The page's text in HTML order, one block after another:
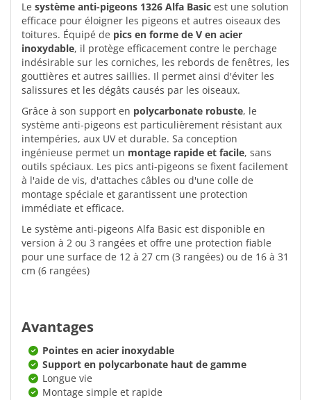
Le système anti-pigeons 1326 Alfa Basic est une solution
efficace pour éloigner les pigeons et autres oiseaux des
toitures. Équipé de pics en forme de V en acier
inoxydable, il protège efficacement contre le perchage
indésirable sur les corniches, les rebords de fenêtres, les
gouttières et autres saillies. Il permet ainsi d'éviter les
salissures et les dégâts causés par les oiseaux.
Grâce à son support en polycarbonate robuste, le
système anti-pigeons est particulièrement résistant aux
intempéries, aux UV et durable. Sa conception
ingénieuse permet un montage rapide et facile, sans
outils spéciaux. Les pics anti-pigeons se fixent facilement
à l'aide de vis, d'attaches câbles ou d'une colle de
montage spéciale et garantissent une protection
immédiate et efficace.
Le système anti-pigeons Alfa Basic est disponible en
version à 2 ou 3 rangées et offre une protection fiable
pour une surface de 12 à 27 cm (3 rangées) ou de 16 à 31
cm (6 rangées)
Avantages
Pointes en acier inoxydable
Support en polycarbonate haut de gamme
Longue vie
Montage simple et rapide